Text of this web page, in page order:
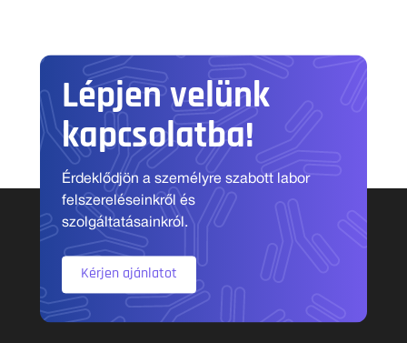
Lépjen velünk
kapcsolatba!
Érdeklődjön a személyre szabott labor
felszereléseinkről és
szolgáltatásainkról.
Kérjen ajánlatot